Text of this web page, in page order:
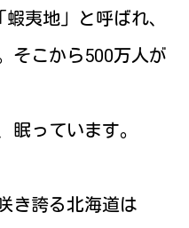
夷地」と呼ばれ、
そこから500万人が
眠っています。
き誇る北海道は